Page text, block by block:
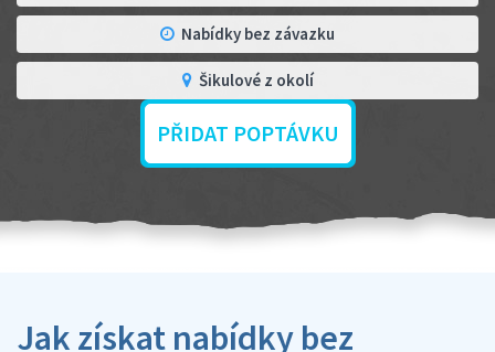
Nabídky bez závazku
Šikulové z okolí
PŘIDAT POPTÁVKU
Jak získat nabídky bez